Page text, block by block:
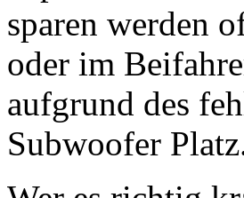
sparen werden
oder im
aufgrund des
Subwoofer